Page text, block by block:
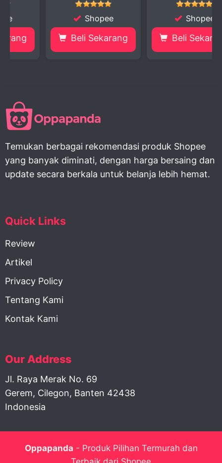
Shopee
Beli Sekarang
Shopee
Beli Sekarang
Temukan berbagai rekomendasi produk Shopee
yang banyak diminati, dengan harga bersaing dan
update secara berkala untuk belanja lebih hemat.
Quick Links
Review
Artikel
Privacy Policy
Tentang Kami
Kontak Kami
Our Address
Jl. Raya Merak No. 69
Gerem, Cilegon, Banten 42438
Indonesia
Oppapanda - Produk Pilihan Termurah dan